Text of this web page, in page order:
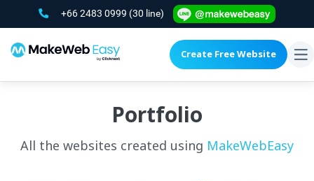
+66 2483 0999 (30 line)
Create Free Website
Portfolio
All the websites created using MakeWebEasy